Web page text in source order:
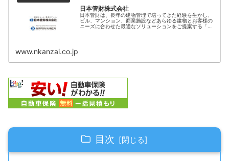
日本管財株式会社
日本管財は、長年の建物管理で培ってきた経験を生かし、
ビル、マンション、商業施設などあらゆる建物とお客様の
ニーズに合わせた最適なソリューションをご提案する「不
www.nkanzai.co.jp
目次